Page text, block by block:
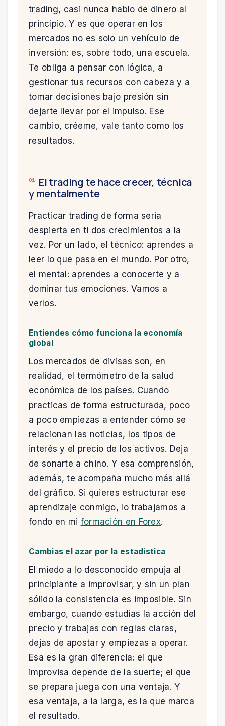
trading, casi nunca hablo de dinero al
principio. Y es que operar en los
mercados no es solo un vehículo de
inversión: es, sobre todo, una escuela.
Te obliga a pensar con lógica, a
gestionar tus recursos con cabeza y a
tomar decisiones bajo presión sin
dejarte llevar por el impulso. Ese
cambio, créeme, vale tanto como los
resultados.
01
El trading te hace crecer, técnica
y mentalmente
Practicar trading de forma seria
despierta en ti dos crecimientos a la
vez. Por un lado, el técnico: aprendes a
leer lo que pasa en el mundo. Por otro,
el mental: aprendes a conocerte y a
dominar tus emociones. Vamos a
verlos.
Entiendes cómo funciona la economía
global
Los mercados de divisas son, en
realidad, el termómetro de la salud
económica de los países. Cuando
practicas de forma estructurada, poco
a poco empiezas a entender cómo se
relacionan las noticias, los tipos de
interés y el precio de los activos. Deja
de sonarte a chino. Y esa comprensión,
además, te acompaña mucho más allá
del gráfico. Si quieres estructurar ese
aprendizaje conmigo, lo trabajamos a
fondo en mi formación en Forex.
Cambias el azar por la estadística
El miedo a lo desconocido empuja al
principiante a improvisar, y sin un plan
sólido la consistencia es imposible. Sin
embargo, cuando estudias la acción del
precio y trabajas con reglas claras,
dejas de apostar y empiezas a operar.
Esa es la gran diferencia: el que
improvisa depende de la suerte; el que
se prepara juega con una ventaja. Y
esa ventaja, a la larga, es la que marca
el resultado.